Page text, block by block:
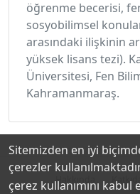
öğrenme becerisi,
sosyobilimsel
arasındaki ilişkinin
yüksek lisans tezi).
Üniversitesi, Fen
Kahramanmaraş.
Hakkında
Sitemizden en iyi
çerezler
çerez kullanımını